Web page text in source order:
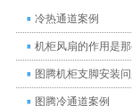
冷热通道案例
机柜风扇的作用是
图腾机柜支脚安装
图腾冷通道案例